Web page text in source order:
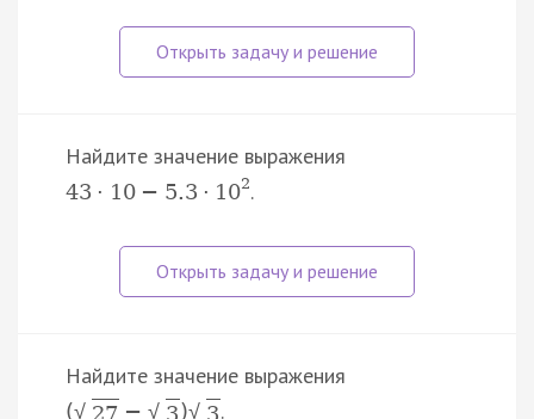
Найдите значение выражения
43 · 10 − 5.3 · 102.
Найдите значение выражения
(√ 27 − √ 3)√ 3.